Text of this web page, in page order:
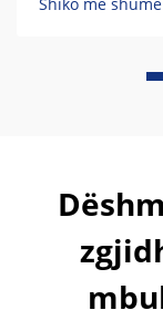
zhvillohen, ato